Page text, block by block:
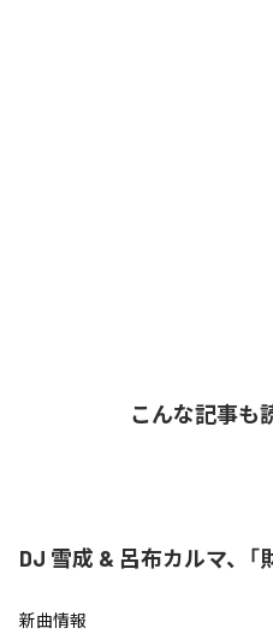
こんな記事も
DJ 雪成 & 呂布カルマ、「
新曲情報